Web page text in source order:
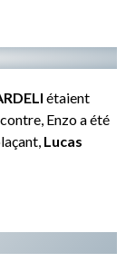
étaient
Enzo a été
Lucas